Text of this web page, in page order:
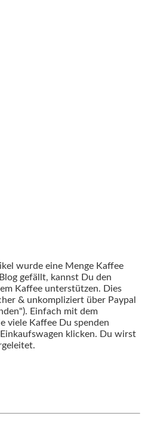
wurde eine Menge Kaffee
gefällt, kannst Du den
Kaffee unterstützen. Dies
& unkompliziert über Paypal
Einfach mit dem
viele Kaffee Du spenden
klicken. Du wirst